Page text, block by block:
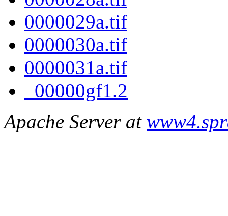
0000029a.tif
0000030a.tif
0000031a.tif
_00000gf1.2
Apache Server at